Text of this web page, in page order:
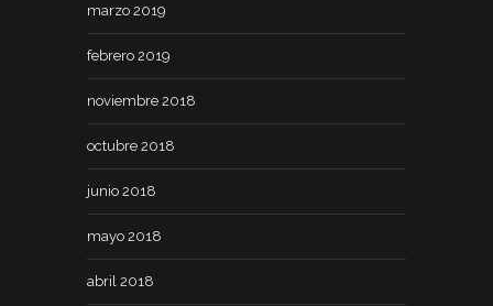
marzo 2019
febrero 2019
noviembre 2018
octubre 2018
junio 2018
mayo 2018
abril 2018